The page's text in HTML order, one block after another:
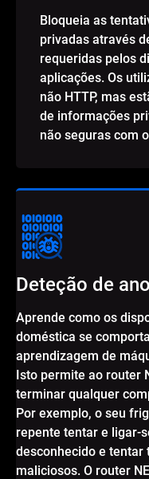
Bloqueia as
privadas através
requeridas pelos
aplicações. Os
não HTTP, mas
de informações
não seguras com
Deteção de
Aprende como os
doméstica se
aprendizagem de
Isto permite ao router
terminar qualquer
Por exemplo, o seu
repente tentar e ligar-
desconhecido e
maliciosos. O router